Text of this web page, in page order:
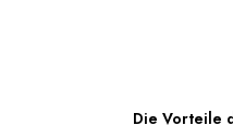
Die Vorteile